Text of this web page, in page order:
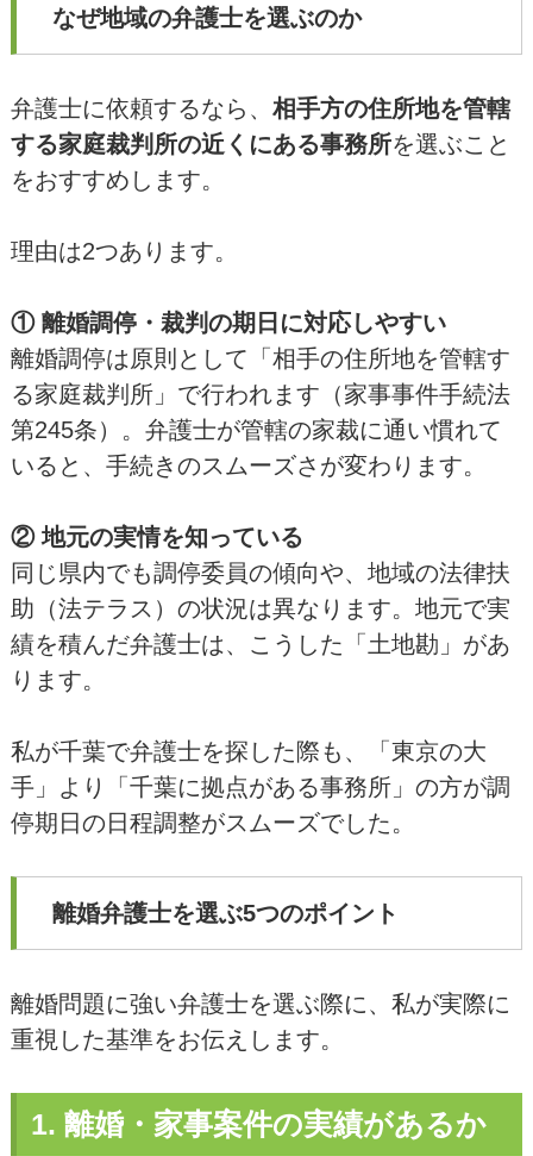
なぜ地域の弁護士を選ぶのか
弁護士に依頼するなら、相手方の住所地を管轄
する家庭裁判所の近くにある事務所を選ぶこと
をおすすめします。
理由は2つあります。
① 離婚調停・裁判の期日に対応しやすい
離婚調停は原則として「相手の住所地を管轄す
る家庭裁判所」で行われます（家事事件手続法
第245条）。弁護士が管轄の家裁に通い慣れて
いると、手続きのスムーズさが変わります。
② 地元の実情を知っている
同じ県内でも調停委員の傾向や、地域の法律扶
助（法テラス）の状況は異なります。地元で実
績を積んだ弁護士は、こうした「土地勘」があ
ります。
私が千葉で弁護士を探した際も、「東京の大
手」より「千葉に拠点がある事務所」の方が調
停期日の日程調整がスムーズでした。
離婚弁護士を選ぶ5つのポイント
離婚問題に強い弁護士を選ぶ際に、私が実際に
重視した基準をお伝えします。
1. 離婚・家事案件の実績があるか